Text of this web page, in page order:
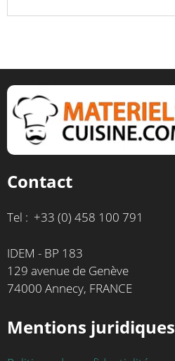
Contact
Tel : +33 (0) 458 100 791
IDEM - BP 183
129 avenue de Genève
74000 Annecy, FRANCE
Mentions juridiques